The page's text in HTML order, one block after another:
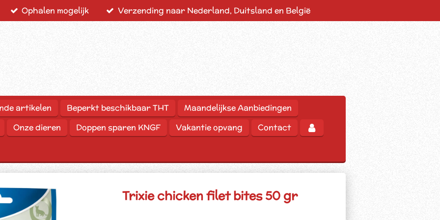
Ophalen mogelijk Verzending naar Nederland, Duitsland en België
artikelen Beperkt beschikbaar THT
Maandelijkse Aanbiedingen
Onze dieren Doppen sparen KNGF Vakantie opvang Contact
Trixie chicken filet bites 50 gr